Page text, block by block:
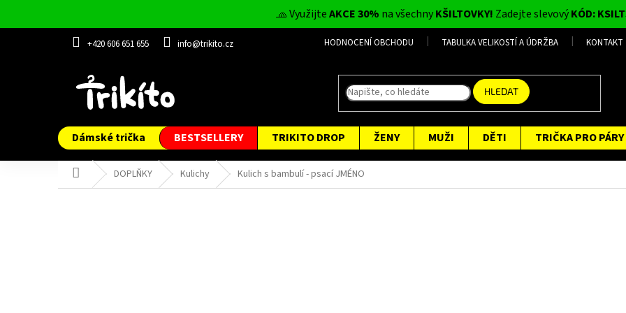
obsah
🧢 VyužijteAKCE 30% na všechnyKŠILTOVKY! Zadejte slevovýKÓD:
+420 606 651 655 info@trikito.cz HODNOCENÍ OBCHODU TABULKA VELIKOSTÍ A ÚDRŽBA KONTAKT
HLEDAT
Dámské trička BESTSELLERY TRIKITO DROP ŽENY MUŽI DĚTI TRIČKA PRO PÁRY
Domů DOPLŇKY Kulichy Kulich s bambulí - psací JMÉNO